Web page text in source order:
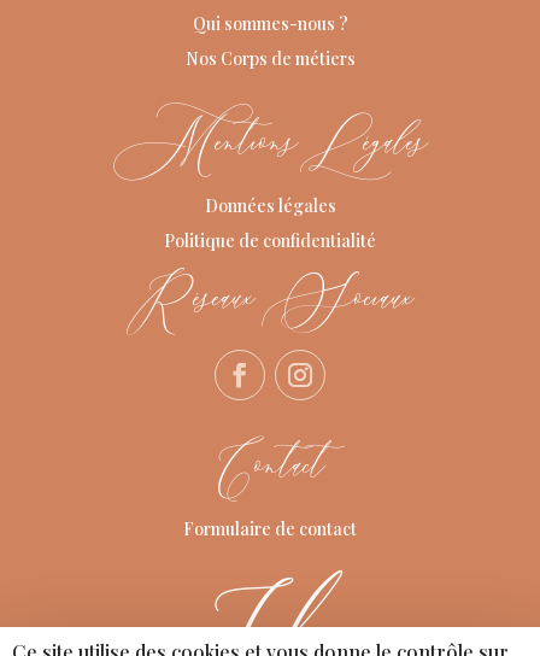
Qui sommes-nous ?
Nos Corps de métiers
Mentions Légales
Données légales
Politique de confidentialité
Réseaux Sociaux
Contact
Formulaire de contact